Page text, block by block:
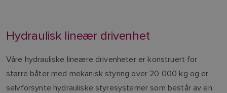
Hydraulisk lineær drivenhet
Våre hydrauliske lineære drivenheter er konstruert for
større båter med mekanisk styring over 20 000 kg og er
selvforsynte hydrauliske styresystemer som består av en